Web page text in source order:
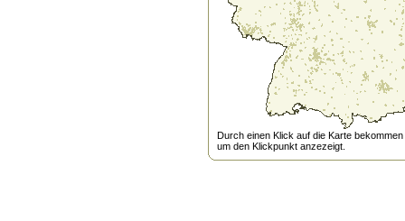
Durch einen Klick auf die Karte
um den Klickpunkt anzezeigt.